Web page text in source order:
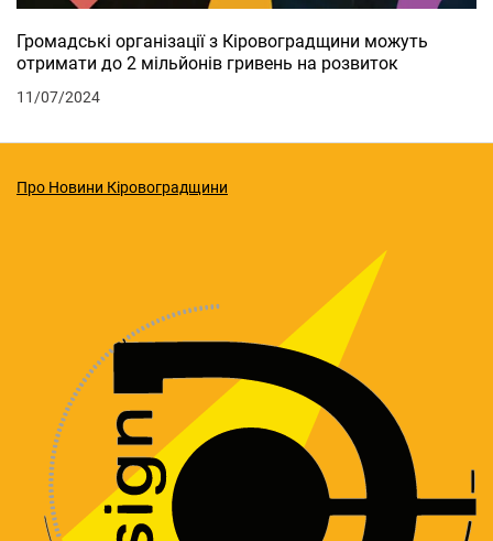
Громадські організації з Кіровоградщини можуть
отримати до 2 мільйонів гривень на розвиток
11/07/2024
Про Новини Кіровоградщини